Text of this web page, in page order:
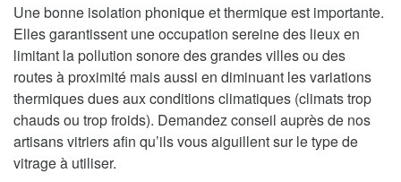
Une bonne isolation phonique et thermique est importante.
Elles garantissent une occupation sereine des lieux en
limitant la pollution sonore des grandes villes ou des
routes à proximité mais aussi en diminuant les variations
thermiques dues aux conditions climatiques (climats trop
chauds ou trop froids). Demandez conseil auprès de nos
artisans vitriers afin qu’ils vous aiguillent sur le type de
vitrage à utiliser.